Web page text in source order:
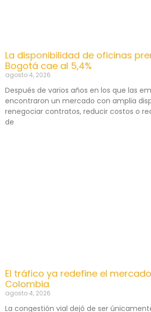
La disponibilidad de oficinas
Bogotá cae al 5,4%
agosto 4, 2026
Después de varios años en los que las
encontraron un mercado con amplia
renegociar contratos, reducir costos o
de
El tráfico ya redefine el
Colombia
agosto 4, 2026
La congestión vial dejó de ser